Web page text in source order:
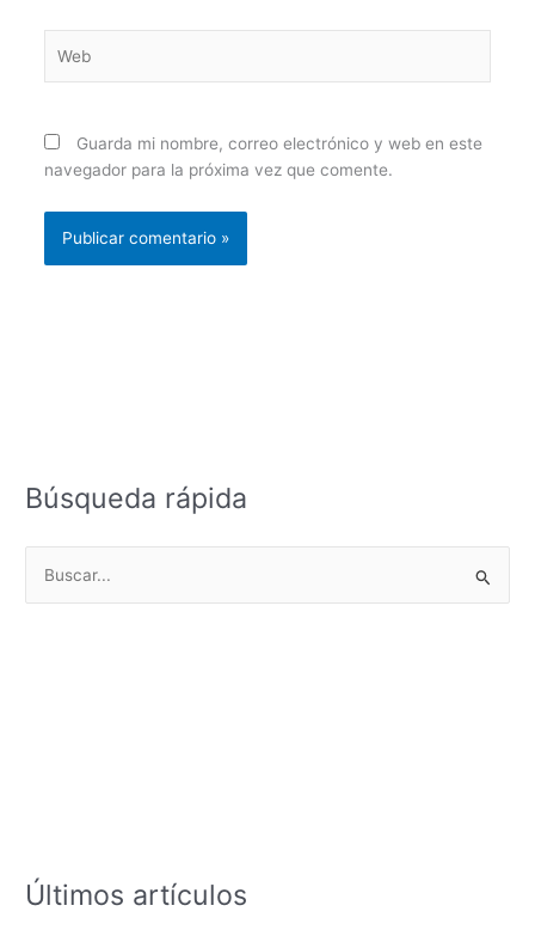
Guarda mi nombre, correo electrónico y web en este
navegador para la próxima vez que comente.
Búsqueda rápida
Últimos artículos